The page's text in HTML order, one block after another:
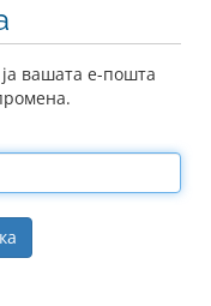
ја вашата е-пошта